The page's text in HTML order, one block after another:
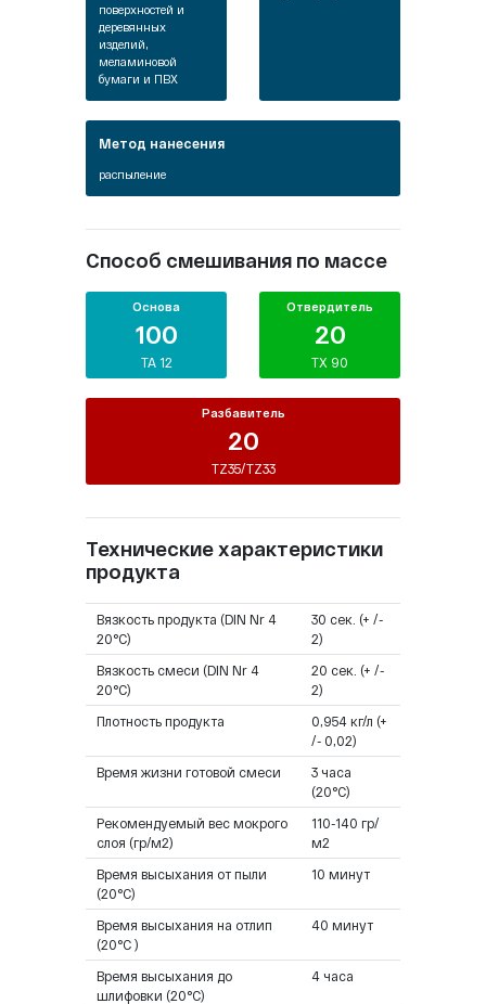
поверхностей и
деревянных
изделий,
меламиновой
бумаги и ПВХ
Метод нанесения
распыление
Способ смешивания по массе
Основа
100
TA 12
Отвердитель
20
TX 90
Разбавитель
20
TZ35/TZ33
Технические характеристики
продукта
Вязкость продукта (DIN Nr 4
20°C)
30 сек. (+ /-
2)
Вязкость смеси (DIN Nr 4
20°C)
20 сек. (+ /-
2)
Плотность продукта
0,954 кг/л (+
/- 0,02)
Время жизни готовой смеси
3 часа
(20°C)
Рекомендуемый вес мокрого
слоя (гр/м2)
110-140 гр/
м2
Время высыхания от пыли
(20°C)
10 минут
Время высыхания на отлип
(20°C )
40 минут
Время высыхания до
шлифовки (20°C)
4 часа